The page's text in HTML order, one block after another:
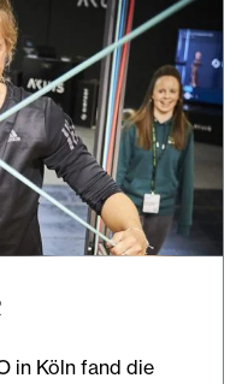
in Köln fand die